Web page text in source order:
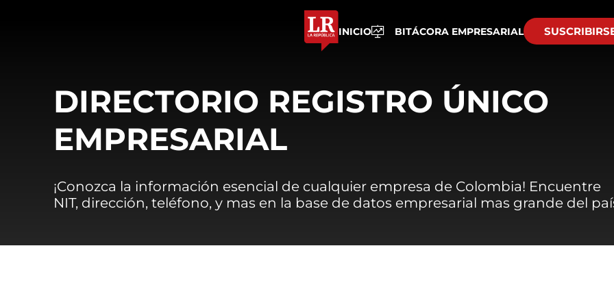
INICIO BITÁCORA EMPRESARIAL
DIRECTORIO REGISTRO ÚNICO
EMPRESARIAL
¡Conozca la información esencial de cualquier empresa de Colombia! Encuentre
NIT, dirección, teléfono, y mas en la base de datos empresarial mas grande del